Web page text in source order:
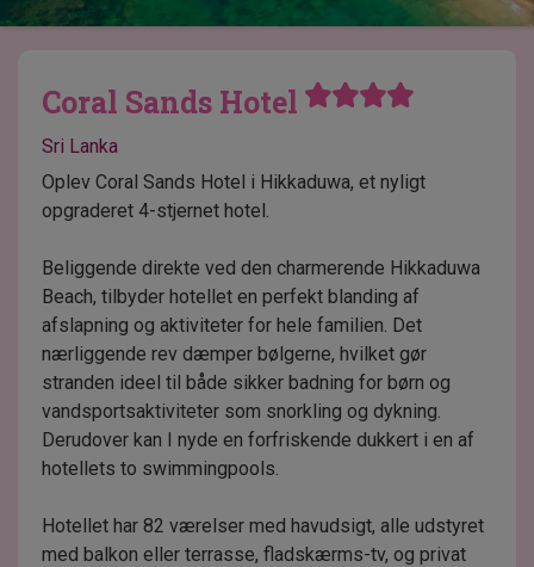
Coral Sands Hotel
Sri Lanka
Oplev Coral Sands Hotel i Hikkaduwa, et nyligt
opgraderet 4-stjernet hotel.
Beliggende direkte ved den charmerende Hikkaduwa
Beach, tilbyder hotellet en perfekt blanding af
afslapning og aktiviteter for hele familien. Det
nærliggende rev dæmper bølgerne, hvilket gør
stranden ideel til både sikker badning for børn og
vandsportsaktiviteter som snorkling og dykning.
Derudover kan I nyde en forfriskende dukkert i en af
hotellets to swimmingpools.
Hotellet har 82 værelser med havudsigt, alle udstyret
med balkon eller terrasse, fladskærms-tv, og privat